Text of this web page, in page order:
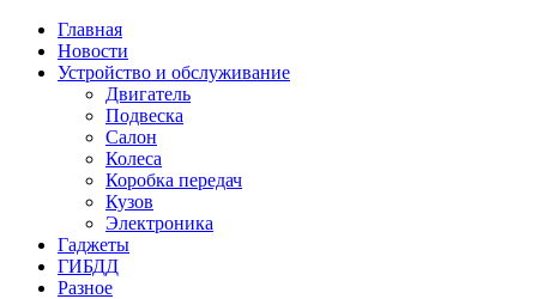
Главная
Новости
Устройство и обслуживание
Двигатель
Подвеска
Салон
Колеса
Коробка передач
Кузов
Электроника
Гаджеты
ГИБДД
Разное